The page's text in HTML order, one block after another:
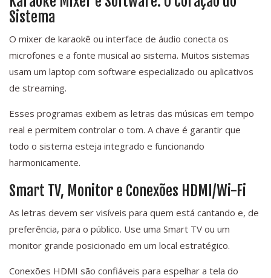
Sistema
O mixer de karaokê ou interface de áudio conecta os
microfones e a fonte musical ao sistema. Muitos sistemas
usam um laptop com software especializado ou aplicativos
de streaming.
Esses programas exibem as letras das músicas em tempo
real e permitem controlar o tom. A chave é garantir que
todo o sistema esteja integrado e funcionando
harmonicamente.
Smart TV, Monitor e Conexões HDMI/Wi-Fi
As letras devem ser visíveis para quem está cantando e, de
preferência, para o público. Use uma Smart TV ou um
monitor grande posicionado em um local estratégico.
Conexões HDMI são confiáveis para espelhar a tela do